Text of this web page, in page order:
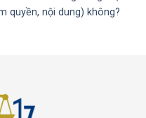
quyền, nội dung) không?